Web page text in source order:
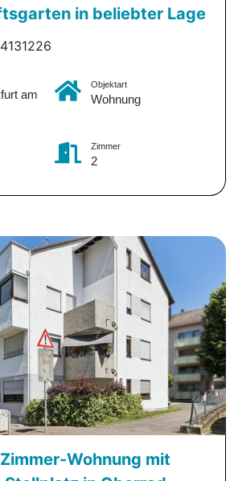
in beliebter Lage
am
Objektart
Wohnung
Zimmer
2
Wohnung mit